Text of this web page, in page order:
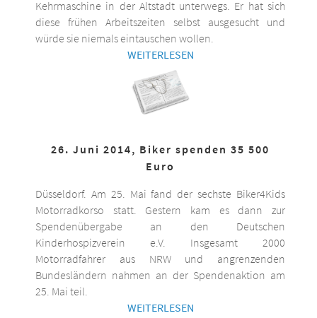
Kehrmaschine in der Altstadt unterwegs. Er hat sich
diese frühen Arbeitszeiten selbst ausgesucht und
würde sie niemals eintauschen wollen.
WEITERLESEN
26. Juni 2014, Biker spenden 35 500
Euro
Düsseldorf. Am 25. Mai fand der sechste Biker4Kids
Motorradkorso statt. Gestern kam es dann zur
Spendenübergabe an den Deutschen
Kinderhospizverein e.V. Insgesamt 2000
Motorradfahrer aus NRW und angrenzenden
Bundesländern nahmen an der Spendenaktion am
25. Mai teil.
WEITERLESEN